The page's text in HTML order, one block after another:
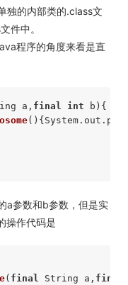
独的内部类的.class文
件中。
程序的角度来看是直
a, final int b) {
()
a参数和b参数，但是实
操作代码是
( final String a, final